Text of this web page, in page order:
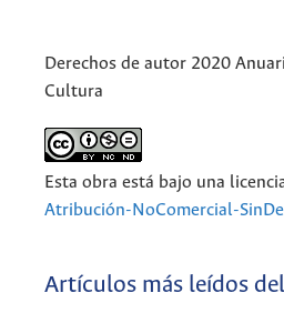
Derechos de autor 2020
Cultura
Esta obra está bajo una
Atribución-NoComercial-
Artículos más leídos